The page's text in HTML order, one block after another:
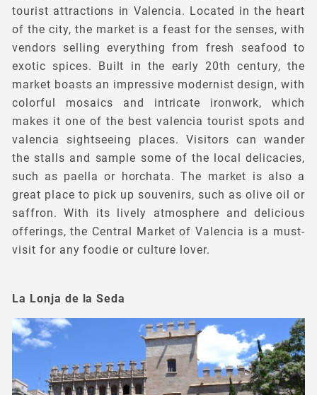
tourist attractions in Valencia. Located in the heart
of the city, the market is a feast for the senses, with
vendors selling everything from fresh seafood to
exotic spices. Built in the early 20th century, the
market boasts an impressive modernist design, with
colorful mosaics and intricate ironwork, which
makes it one of the best valencia tourist spots and
valencia sightseeing places. Visitors can wander
the stalls and sample some of the local delicacies,
such as paella or horchata. The market is also a
great place to pick up souvenirs, such as olive oil or
saffron. With its lively atmosphere and delicious
offerings, the Central Market of Valencia is a must-
visit for any foodie or culture lover.
La Lonja de la Seda